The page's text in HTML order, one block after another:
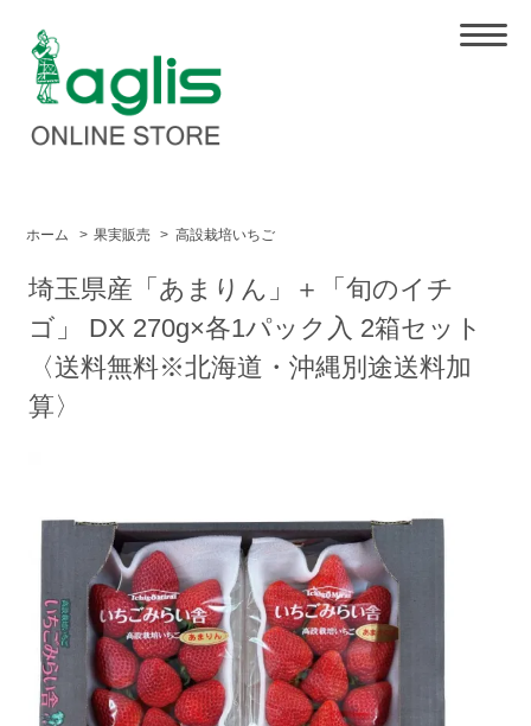
ホーム > 果実販売 > 高設栽培いちご
埼玉県産「あまりん」＋「旬のイチ
ゴ」 DX 270g×各1パック入 2箱セット
〈送料無料※北海道・沖縄別途送料加
算〉